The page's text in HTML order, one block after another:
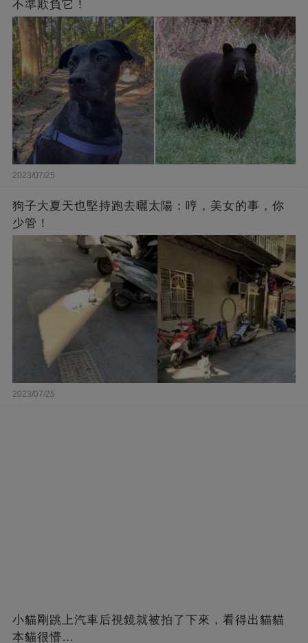
不準欺負它！
2023/07/25
狗子大夏天也堅持跑去曬太陽：哼，美女的事，你
少管！
2023/07/25
小貓剛跳上汽車后視鏡就被拍了下來，看得出貓貓
本貓很懵…